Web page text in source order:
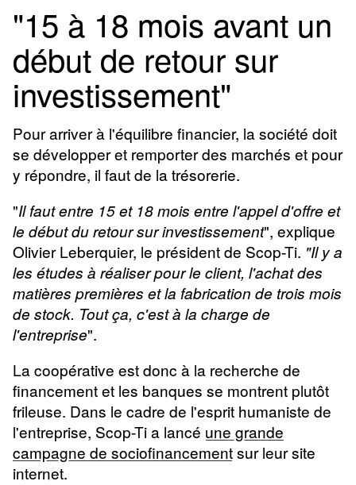
"15 à 18 mois avant un
début de retour sur
investissement"
Pour arriver à l'équilibre financier, la société doit
se développer et remporter des marchés et pour
y répondre, il faut de la trésorerie.
"Il faut entre 15 et 18 mois entre l'appel d'offre et
le début du retour sur investissement", explique
Olivier Leberquier, le président de Scop-Ti. "Il y a
les études à réaliser pour le client, l'achat des
matières premières et la fabrication de trois mois
de stock. Tout ça, c'est à la charge de
l'entreprise".
La coopérative est donc à la recherche de
financement et les banques se montrent plutôt
frileuse. Dans le cadre de l'esprit humaniste de
l'entreprise, Scop-Ti a lancé une grande
campagne de sociofinancementsur leur site
internet.